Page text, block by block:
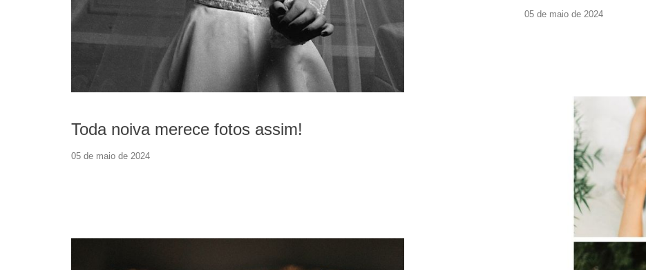
Toda noiva merece fotos assim!
05 de maio de 2024
05 de maio de 2024